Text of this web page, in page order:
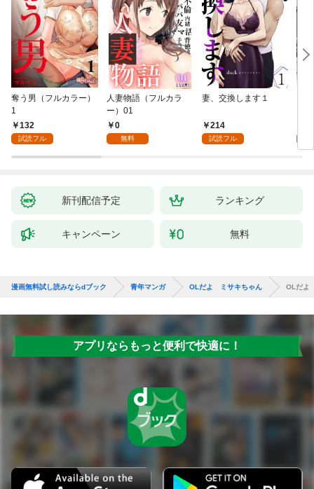
奪う男（フルカラー）
1
132
試読フル
人妻物語（フルカラ
ー）01
0
無料
妻、交換します１
214
試読フル
な
新刊配信予定 ランキング
キャンペーン 無料
漫画無料試し読みならdブック 青年マンガ OLだよ ミサキちゃん OLだよ
アプリならもっと便利で快適に！